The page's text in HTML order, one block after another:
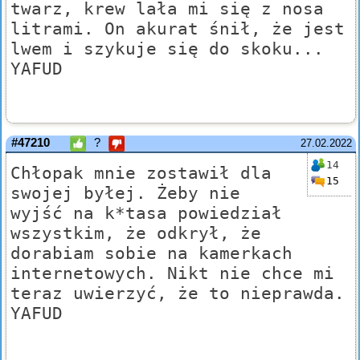
twarz, krew lała mi się z nosa
litrami. On akurat śnił, że jest
lwem i szykuje się do skoku...
YAFUD
27.02.2022
#47210 ?
14
15
Chłopak mnie zostawił dla
swojej byłej. Żeby nie
wyjść na k*tasa powiedział
wszystkim, że odkrył, że
dorabiam sobie na kamerkach
internetowych. Nikt nie chce mi
teraz uwierzyć, że to nieprawda.
YAFUD